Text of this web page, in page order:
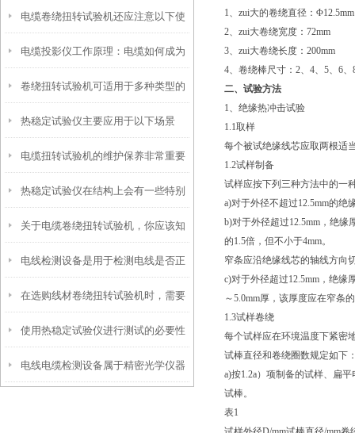
理
电缆卷绕扭转试验机还应注意以下使
用细节
电缆投影仪工作原理：电缆如何成为
投影载体？
卷绕扭转试验机可适用于多种类型的
材料
热稳定试验仪主要应用于以下场景
电缆扭转试验机的维护保养非常重要
热稳定试验仪在结构上会有一些特别
之处
关于电缆卷绕扭转试验机，你应该知
道的事
电线检测设备是用于检测电线是否正
常运行的装置
在选购线材卷绕扭转试验机时，需要
考虑以下几个因素
使用热稳定试验仪进行测试的必要性
电线电缆检测设备属于精密光学仪器
1、zui大的卷绕直径：Φ12.5mm
2、zui大卷绕宽度：72mm
3、zui大卷绕长度：200mm
4、卷绕棒尺寸：2、4、5、6
二、试验方法
1、绝缘热冲击试验
1.1取样
每个被试绝缘线芯应取两根适
1.2试样制备
试样应按下列三种方法中的一
a)对于外径不超过12.5mm的
b)对于外径超过12.5mm，绝
的1.5倍，但不小于4mm。
窄条应沿绝缘线芯的轴线方向
c)对于外径超过12.5mm，绝缘
～5.0mm厚，该厚度应在窄条
1.3试样卷绕
每个试样应在环境温度下紧密
试棒直径和卷绕圈数规定如下
a)按1.2a）项制备的试样、扁
试棒。
表1